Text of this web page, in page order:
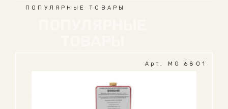
ПОПУЛЯРНЫЕ ТОВАРЫ
Арт. MG 6801